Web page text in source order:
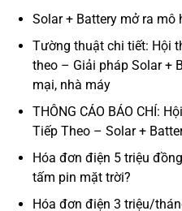
Solar + Battery mở ra
Tường thuật chi tiết: Hội
theo – Giải pháp Solar +
mại, nhà máy
THÔNG CÁO BÁO CHÍ:
Tiếp Theo – Solar +
Hóa đơn điện 5 triệu
tấm pin mặt trời?
Hóa đơn điện 3 triệu/